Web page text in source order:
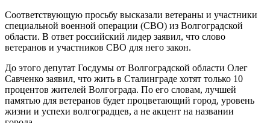
Соответствующую просьбу высказали ветераны и участники
специальной военной операции (СВО) из Волгоградской
области. В ответ российский лидер заявил, что слово
ветеранов и участников СВО для него закон.
До этого депутат Госдумы от Волгоградской области Олег
Савченко заявил, что жить в Сталинграде хотят только 10
процентов жителей Волгограда. По его словам, лучшей
памятью для ветеранов будет процветающий город, уровень
жизни и успехи волгоградцев, а не акцент на названии